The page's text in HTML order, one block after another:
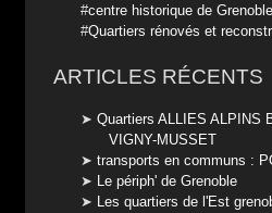
centre historique de Grenoble
Quartiers rénovés et
ARTICLES RÉCENTS
Quartiers ALLIES ALPINS
VIGNY-MUSSET
transports en communs :
Le périph' de Grenoble
Les quartiers de l'Est